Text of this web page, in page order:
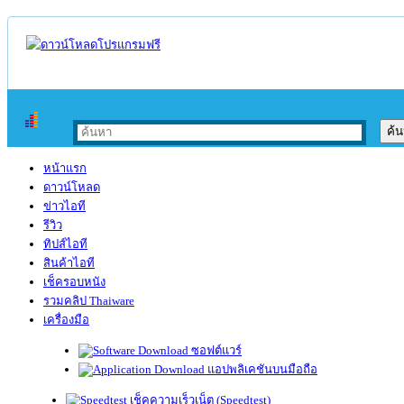
หน้าแรก
ดาวน์โหลด
ข่าวไอที
รีวิว
ทิปส์ไอที
สินค้าไอที
เช็ครอบหนัง
รวมคลิป Thaiware
เครื่องมือ
ซอฟต์แวร์
แอปพลิเคชันบนมือถือ
เช็คความเร็วเน็ต (Speedtest)